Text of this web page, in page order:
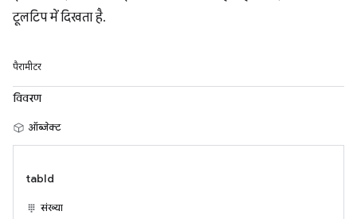
टूलटिप में दिखता है.
पैरामीटर
विवरण
ऑब्जेक्ट
tabId
संख्या